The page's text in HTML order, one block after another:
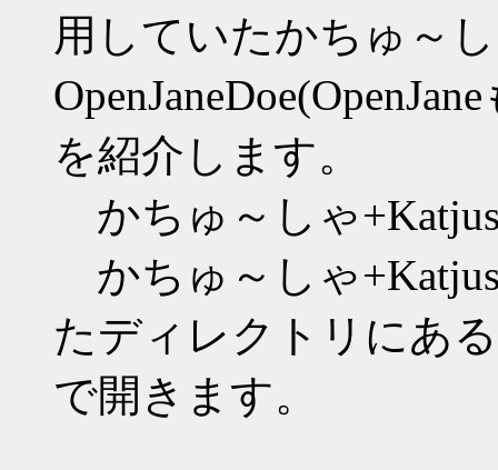
用していたかちゅ～し
を紹介します。
かちゅ～しゃ
かちゅ～しゃ
たディレクトリにあ
で開きます。